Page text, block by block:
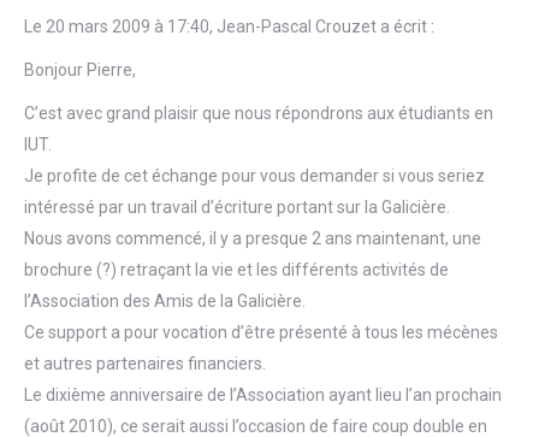
Le 20 mars 2009 à 17:40, Jean-Pascal Crouzet a écrit :
Bonjour Pierre,
C’est avec grand plaisir que nous répondrons aux étudiants en
IUT.
Je profite de cet échange pour vous demander si vous seriez
intéressé par un travail d’écriture portant sur la Galicière.
Nous avons commencé, il y a presque 2 ans maintenant, une
brochure (?) retraçant la vie et les différents activités de
l’Association des Amis de la Galicière.
Ce support a pour vocation d’être présenté à tous les mécènes
et autres partenaires financiers.
Le dixième anniversaire de l’Association ayant lieu l’an prochain
(août 2010), ce serait aussi l’occasion de faire coup double en